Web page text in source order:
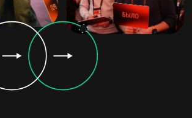
Плаза
бульвар, 8с1